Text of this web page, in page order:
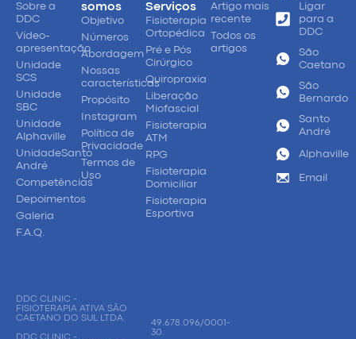
Sobre a
DDC
Vídeo-
apresentação
Unidade
SCS
Unidade
SBC
Unidade
Alphaville
UnidadeSanto
André
Competências
Depoimentos
Galeria
F.A.Q.
somos
Objetivo
Números
Abordagem
Nossas
características
Propósito
Instagram
Política de
Privacidade
Termos de
Uso
Serviços
Fisioterapia
Ortopédica
Pré e Pós
Cirúrgico
Quiropraxia
Liberação
Miofascial
Fisioterapia
ATM
RPG
Fisioterapia
Domiciliar
Fisioterapia
Esportiva
Artigo mais
recente
Todos os
artigos
Ligar
para a
DDC
São
Caetano
São
Bernardo
Santo
André
Alphaville
Email
DDC CLINIC -
FISIOTERAPIA ATIVA SÃO
CAETANO DO SUL LTDA.
DDC CLINIC -
49.678.096/0001-
30.